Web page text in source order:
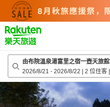
top
page
由布院溫泉湯富里之宿一壺天旅館
2026/8/21 - 2026/8/22 | 2 位住客 |